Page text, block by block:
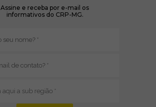
Assine e receba por e-mail os
informativos do CRP-MG.
mail
região